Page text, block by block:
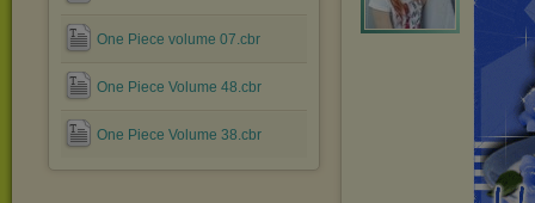
One Piece volume 07.cbr
One Piece Volume 48.cbr
One Piece Volume 38.cbr